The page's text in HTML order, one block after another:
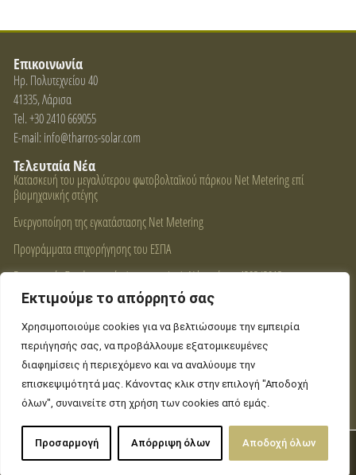
Εκτιμούμε το απόρρητό σας
Χρησιμοποιούμε cookies για να βελτιώσουμε την εμπειρία
περιήγησής σας, να προβάλλουμε εξατομικευμένες
διαφημίσεις ή περιεχόμενο και να αναλύουμε την
επισκεψιμότητά μας. Κάνοντας κλικ στην επιλογή "Αποδοχή
όλων", συναινείτε στη χρήση των cookies από εμάς.
Προσαρμογή Απόρριψη όλων Αποδοχή όλων
Επικοινωνία
Ηρ. Πολυτεχνείου 40
41335, Λάρισα
Tel. +30 2410 669055
E-mail: info@tharros-solar.com
Τελευταία Νέα
Κατασκευή του μεγαλύτερου φωτοβολταϊκού πάρκου Net Metering επί
βιομηχανικής στέγης
Ενεργοποίηση της εγκατάστασης Net Metering
Προγράμματα επιχορήγησης του ΕΣΠΑ
Ενεργειακός Συμψηφισμός (net metering). Νέος νόμος 4203/2013
Η φιλοσοφία μας
Για ένα μακροχρόνιο προσοδοφόρο επενδυτικό αποτέλεσμα στις Ανανεώσιμες
Πηγές Ενέργειας (ΑΠΕ), είναι καθοριστική η πολυετής εμπειρία των υπευθύνων
υλοποίησης έργου στην αποτελεσματική διαχείριση και στην υλοποίηση
ενεργειακών έργων και επενδύσεων.
Αυτό εγγυάται η ΘΑΡΡΟΣ ΕΝΕΡΓΕΙΑΚΗ!
Copyright © 2026 THARROS Energy. Hosted by